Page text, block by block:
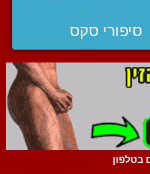
סיפורי סקס
בטלפון